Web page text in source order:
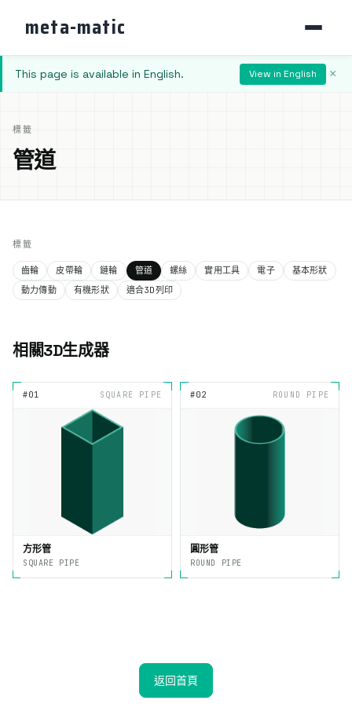
meta-matic
This page is available in English. View in English ×
標籤
管道
標籤
齒輪 皮帶輪 鏈輪 管道 螺絲 實用工具 電子
基本形狀
動力傳動
有機形狀 適合3D列印
相關3D生成器
#01 SQUARE PIPE
方形管
SQUARE PIPE
#02 ROUND PIPE
圓形管
ROUND PIPE
返回首頁